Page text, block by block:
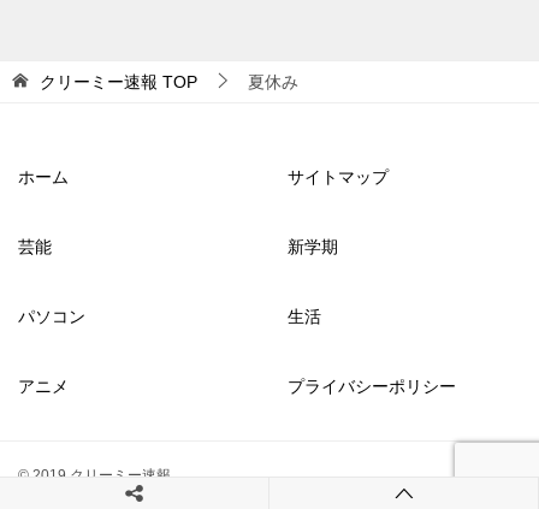
クリーミー速報 TOP 夏休み
ホーム サイトマップ
芸能 新学期
パソコン 生活
アニメ プライバシーポリシー
© 2019 クリーミー速報